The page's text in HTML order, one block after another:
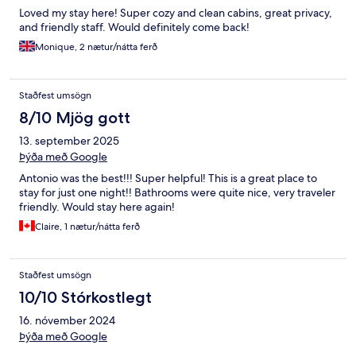
Loved my stay here! Super cozy and clean cabins, great privacy,
and friendly staff. Would definitely come back!
Monique, 2 nætur/nátta ferð
Staðfest umsögn
8/10 Mjög gott
13. september 2025
Þýða með Google
Antonio was the best!!! Super helpful! This is a great place to
stay for just one night!! Bathrooms were quite nice, very traveler
friendly. Would stay here again!
Claire, 1 nætur/nátta ferð
Staðfest umsögn
10/10 Stórkostlegt
16. nóvember 2024
Þýða með Google